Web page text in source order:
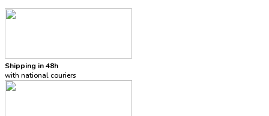
Shipping in 48h
with national couriers